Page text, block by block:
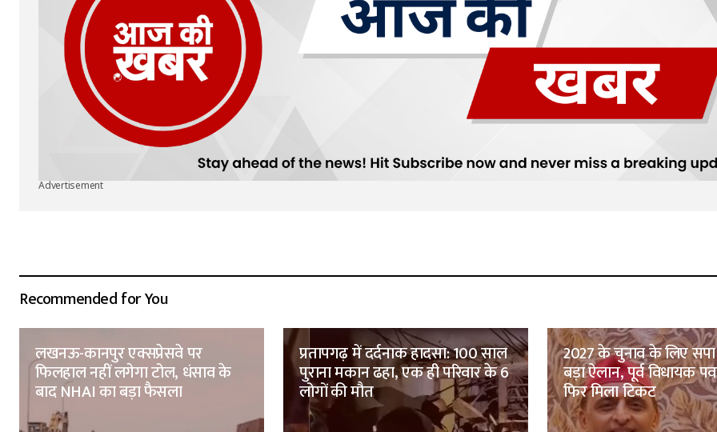
Advertisement
Recommended for You
लखनऊ-कानपुर एक्सप्रेसवे पर
फिलहाल नहीं लगेगा टोल, धंसाव के
बाद NHAI का बड़ा फैसला
प्रतापगढ़ में दर्दनाक हादसा: 100 साल
पुराना मकान ढहा, एक ही परिवार के 6
लोगों की मौत
2027 के चुनाव के लिए
बड़ा ऐलान, पूर्व विधायक
फिर मिला टिकट